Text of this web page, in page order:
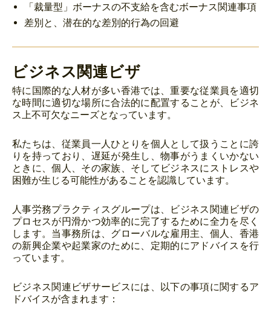
「裁量型」ボーナスの不支給を含むボーナス関連事項
差別と、潜在的な差別的行為の回避
ビジネス関連ビザ
特に国際的な人材が多い香港では、重要な従業員を適切
な時間に適切な場所に合法的に配置することが、ビジネ
ス上不可欠なニーズとなっています。
私たちは、従業員一人ひとりを個人として扱うことに誇
りを持っており、遅延が発生し、物事がうまくいかない
ときに、個人、その家族、そしてビジネスにストレスや
困難が生じる可能性があることを認識しています。
人事労務プラクティスグループは、ビジネス関連ビザの
プロセスが円滑かつ効率的に完了するために全力を尽く
します。当事務所は、グローバルな雇用主、個人、香港
の新興企業や起業家のために、定期的にアドバイスを行
っています。
ビジネス関連ビザサービスには、以下の事項に関するア
ドバイスが含まれます：